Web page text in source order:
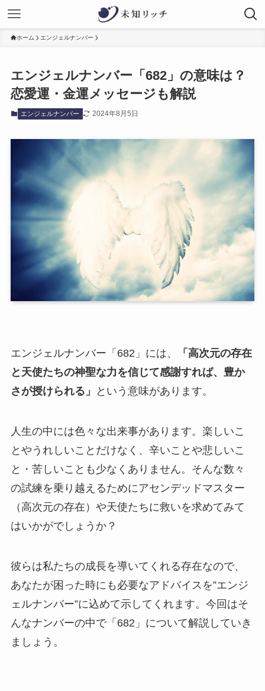
ホーム エンジェルナンバー
エンジェルナンバー「682」の意味は？
恋愛運・金運メッセージも解説
エンジェルナンバー 2024年8月5日
エンジェルナンバー「682」には、
「高次元の存在
と天使たちの神聖な力を信じて感謝すれば、豊か
さが授けられる」
という意味があります。
人生の中には色々な出来事があります。楽しいこ
とやうれしいことだけなく、辛いことや悲しいこ
と・苦しいことも少なくありません。そんな数々
の試練を乗り越えるためにアセンデッドマスター
（高次元の存在）や天使たちに救いを求めてみて
はいかがでしょうか？
彼らは私たちの成長を導いてくれる存在なので、
あなたが困った時にも必要なアドバイスを”エンジ
ェルナンバー”に込めて示してくれます。今回はそ
んなナンバーの中で「682」について解説していき
ましょう。